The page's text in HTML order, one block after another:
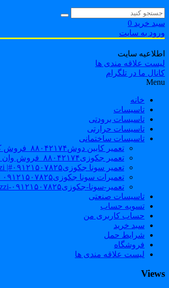
سبد خرید 0
ورود به سایت
اطلاعیه سایت
لیست علاقه مندی ها
کانال ما در تلگرام
Menu
خانه
تاسیسات
تاسیسات برودتی
تاسیسات حرارتی
تاسیسات ساختمانی
تعمیر کابین دوش۸۸۰۴۲۱۷۴_فروش کابین دوش
تعمیر جکوزی۸۸۰۴۲۱۷۴_فروش وان_جکوزی
تعمیر سونا جکوزی۰۹۱۲۱۵۰۷۸۲۵#| Sauna | Jacuzzi
تعمیرات سونا جکوزی۰۹۱۲۱۵۰۷۸۲۵_تعمیر سونا بخار
تعمیر-سونا-جکوزی۰۹۱۲۱۵۰۷۸۲۵-sauna-jacuzzi
تاسیسات صنعتی
تسویه حساب
حساب کاربری من
سبد خرید
شرایط حمل
فروشگاه
لیست علاقه مندی ها
Views